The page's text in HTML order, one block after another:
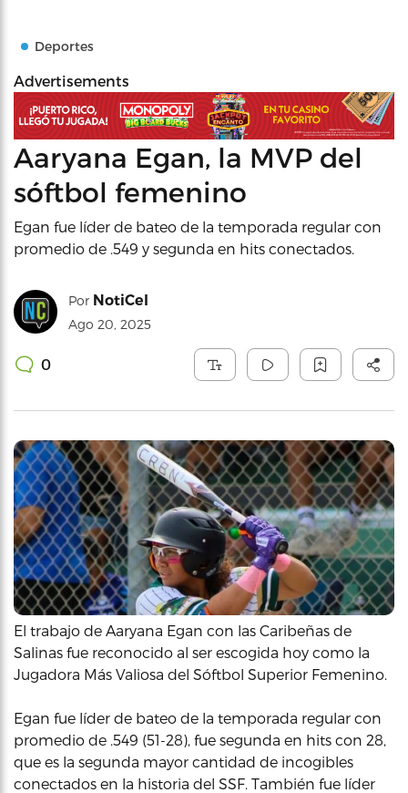
Deportes
Advertisements
Aaryana Egan, la MVP del
sóftbol femenino
Egan fue líder de bateo de la temporada regular con
promedio de .549 y segunda en hits conectados.
Por NotiCel
Ago 20, 2025
0
El trabajo de Aaryana Egan con las Caribeñas de
Salinas fue reconocido al ser escogida hoy como la
Jugadora Más Valiosa del Sóftbol Superior Femenino.
Egan fue líder de bateo de la temporada regular con
promedio de .549 (51-28), fue segunda en hits con 28,
que es la segunda mayor cantidad de incogibles
conectados en la historia del SSF. También fue líder